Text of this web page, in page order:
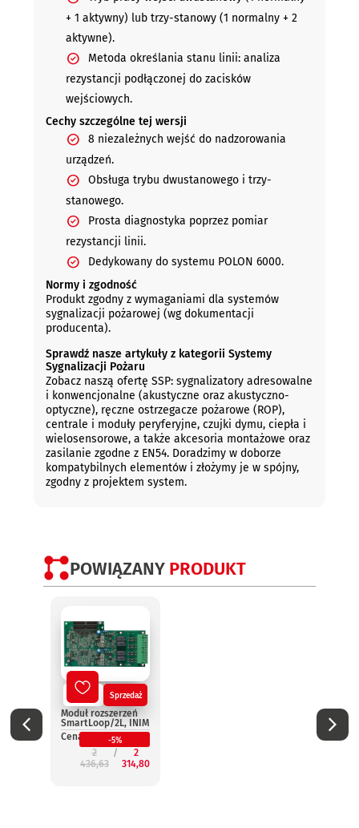
+ 1 aktywny) lub trzy-stanowy (1 normalny + 2
aktywne).
Metoda określania stanu linii: analiza
rezystancji podłączonej do zacisków
wejściowych.
Cechy szczególne tej wersji
8 niezależnych wejść do nadzorowania
urządzeń.
Obsługa trybu dwustanowego i trzy-
stanowego.
Prosta diagnostyka poprzez pomiar
rezystancji linii.
Dedykowany do systemu POLON 6000.
Normy i zgodność
Produkt zgodny z wymaganiami dla systemów
sygnalizacji pożarowej (wg dokumentacji
producenta).
Sprawdź nasze artykuły z kategorii Systemy
Sygnalizacji Pożaru
Zobacz naszą ofertę SSP: sygnalizatory adresowalne
i konwencjonalne (akustyczne oraz akustyczno-
optyczne), ręczne ostrzegacze pożarowe (ROP),
centrale i moduły peryferyjne, czujki dymu, ciepła i
wielosensorowe, a także akcesoria montażowe oraz
zasilanie zgodne z EN54. Doradzimy w doborze
kompatybilnych elementów i złożymy je w spójny,
zgodny z projektem system.
POWIĄZANY PRODUKT
Nowy Sprzedaż
Moduł rozszerzeń
SmartLoop/2L, INIM
Cena:
-5%
2
436,63
2
314,80
INIM